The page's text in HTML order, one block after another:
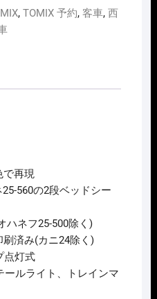
, TOMIX 予約, 客車, 西
で再現
560の2段ベッドシー
ハネフ25-500除く)
済み(カニ24除く)
点灯式
ールライト、トレインマ